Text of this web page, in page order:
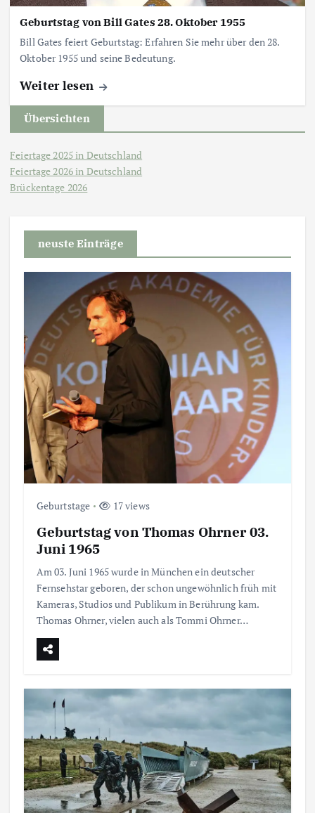
Geburtstag von Bill Gates 28. Oktober 1955
Bill Gates feiert Geburtstag: Erfahren Sie mehr über den 28.
Oktober 1955 und seine Bedeutung.
Weiter lesen
Übersichten
Feiertage 2025 in Deutschland
Feiertage 2026 in Deutschland
Brückentage 2026
neuste Einträge
Geburtstage 17 views
Geburtstag von Thomas Ohrner 03.
Juni 1965
Am 03. Juni 1965 wurde in München ein deutscher
Fernsehstar geboren, der schon ungewöhnlich früh mit
Kameras, Studios und Publikum in Berührung kam.
Thomas Ohrner, vielen auch als Tommi Ohrner…